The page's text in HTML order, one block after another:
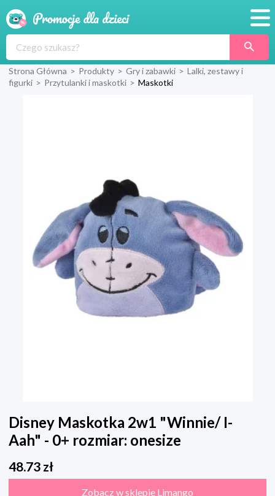
Produkty
Strona Główna > Produkty > Gry i zabawki > Lalki, zestawy i
figurki > Przytulanki i maskotki > Maskotki
Disney Maskotka 2w1 "Winnie/ I-
Aah" - 0+ rozmiar: onesize
48.73 zł
Zobacz w sklepie Limango